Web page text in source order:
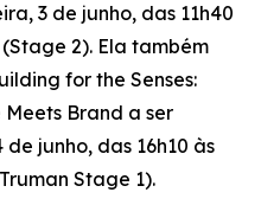
3 de junho, das 11h40
2). Ela também
for the Senses:
Meets Brand a ser
junho, das 16h10 às
Stage 1).